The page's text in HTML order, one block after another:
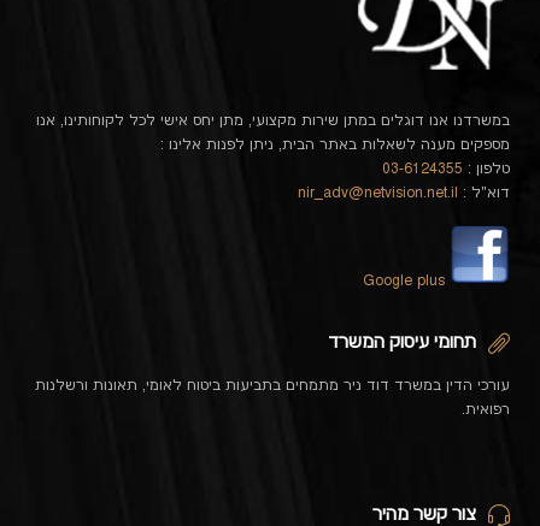
במשרדנו אנו דוגלים במתן שירות מקצועי, מתן יחס אישי לכל לקוחותינו, אנו
מספקים מענה לשאלות באתר הבית, ניתן לפנות אלינו :
טלפון : 03-6124355
דוא"ל : nir_adv@netvision.net.il
Google plus
תחומי עיסוק המשרד
עורכי הדין במשרד דוד ניר מתמחים בתביעות ביטוח לאומי, תאונות ורשלנות
רפואית.
צור קשר מהיר